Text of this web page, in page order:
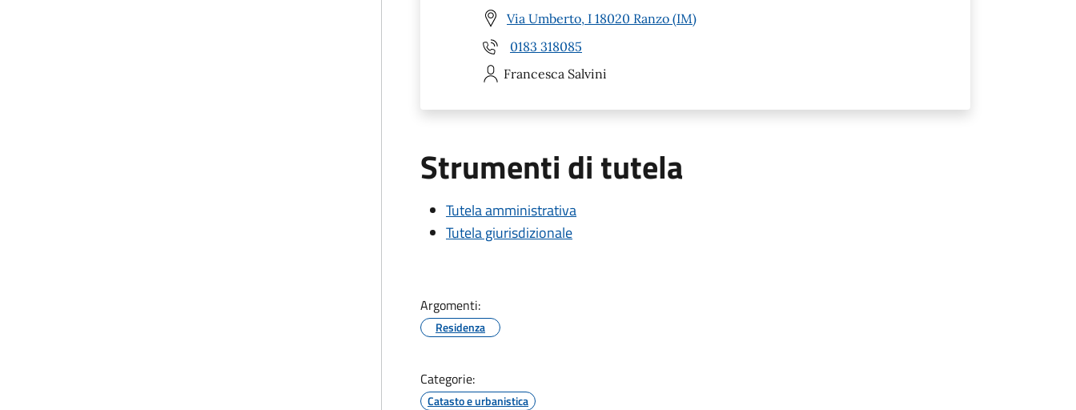
Via Umberto, I 18020 Ranzo (IM)
0183 318085
Francesca Salvini
Strumenti di tutela
Tutela amministrativa
Tutela giurisdizionale
Argomenti:
Residenza
Categorie:
Catasto e urbanistica